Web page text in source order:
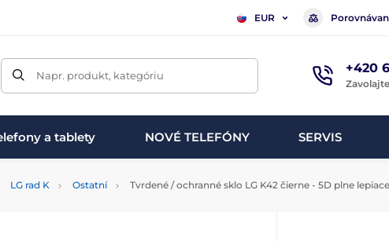
EUR
Napr. produkt, kategóriu +420
a tablety NOVÉ TELEFÓNY SERVIS
LG rad K Ostatní Tvrdené / ochranné sklo LG K42 čierne - 5D plne lepiace